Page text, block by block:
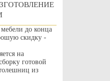
до конца
скидку -
на
готовой
из